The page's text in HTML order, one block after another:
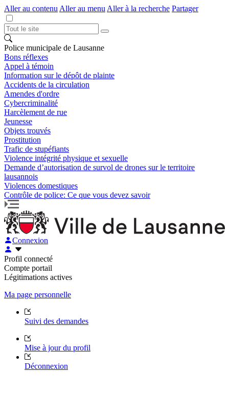
Aller au contenu Aller au menu Aller à la recherche Partager
Police municipale de Lausanne
Bons réflexes
Appel à témoin
Information sur le dépôt de plainte
Accidents de la circulation
Amendes d'ordre
Cybercriminalité
Harcèlement de rue
Jeunesse
Objets trouvés
Prostitution
Trafic de stupéfiants
Violence intégrité physique et sexuelle
Demande d’autorisation de survol de drones sur le territoire
lausannois
Violences domestiques
Contrôle de police: Ce que vous devez savoir
Connexion
Profil connecté
Compte portail
Légitimations actives
Ma page personnelle
Suivi des demandes
Mise à jour du profil
Déconnexion